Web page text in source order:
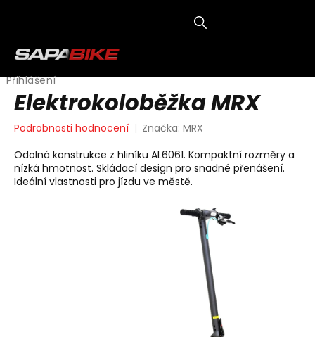
Přihlášení
Elektrokoloběžka MRX
Průměrné
produktu
je
0,0
Podrobnosti hodnocení Značka:MRX
Odolná konstrukce z hliníku AL6061. Kompaktní rozměry a
nízká hmotnost. Skládací design pro snadné přenášení.
Ideální vlastnosti pro jízdu ve městě.